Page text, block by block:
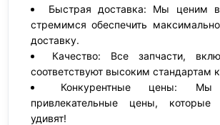
Быстрая доставка: Мы ценим
стремимся обеспечить
доставку.
Качество: Все запчасти,
соответствуют высоким стандартам
Конкурентные цены: Мы
привлекательные цены, которые
удивят!